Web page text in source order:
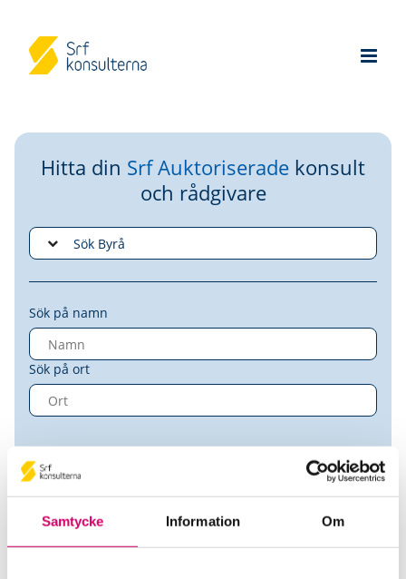
Samtycke Information Om
Hitta din Srf Auktoriserade konsult
och rådgivare
Sök på namn
Sök på ort